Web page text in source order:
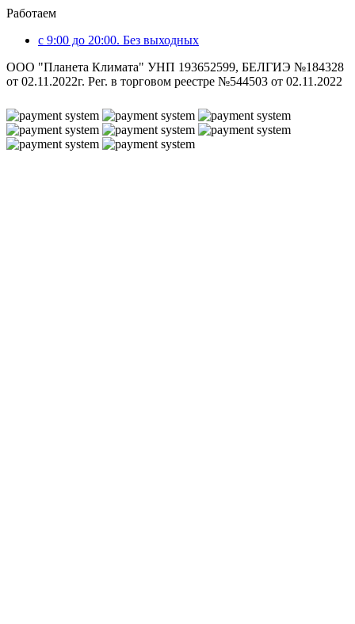
Работаем
с 9:00 до 20:00. Без выходных
ООО "Планета Климата" УНП 193652599, БЕЛГИЭ №184328
от 02.11.2022г. Рег. в торговом реестре №544503 от 02.11.2022